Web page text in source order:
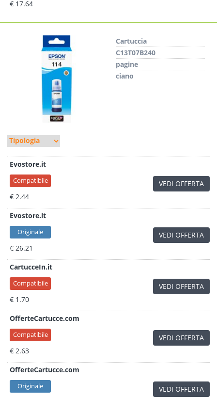
€ 17.64
Cartuccia
C13T07B240
pagine
ciano
Evostore.it
Compatibile
€ 2.44
VEDI OFFERTA
Evostore.it
Originale
€ 26.21
VEDI OFFERTA
CartucceIn.it
Compatibile
€ 1.70
VEDI OFFERTA
OfferteCartucce.com
Compatibile
€ 2.63
VEDI OFFERTA
OfferteCartucce.com
Originale VEDI OFFERTA